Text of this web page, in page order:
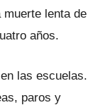
lenta de
años.
las escuelas.
paros y